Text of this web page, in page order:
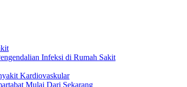
Infeksi di Rumah Sakit
Kardiovaskular
Mulai Dari Sekarang